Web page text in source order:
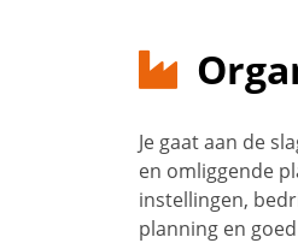
Je gaat aan de
en omliggende
instellingen,
planning en